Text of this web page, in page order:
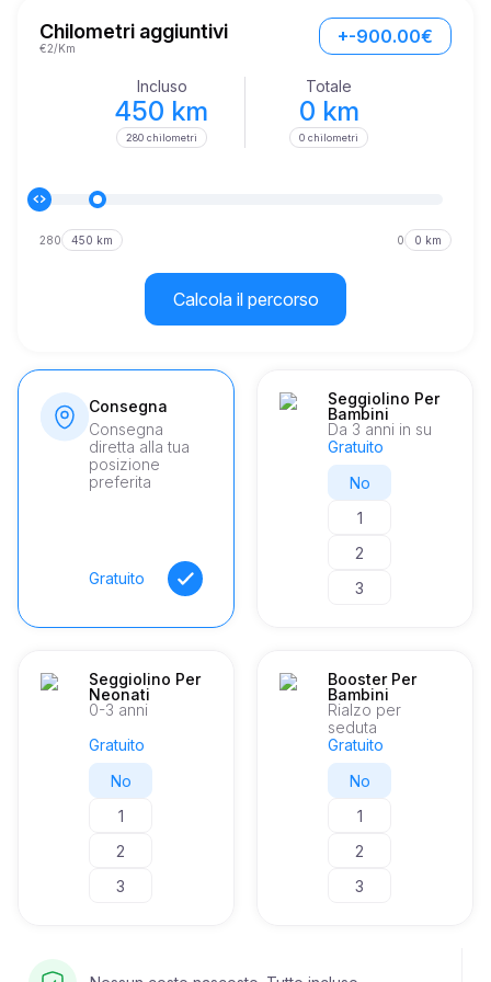
che ogni viaggio sia confortevole quanto entusiasmante. Gli
interni realizzati con cura, uniti alla tecnologia all'avanguardia,
offrono un'esperienza di guida veramente senza eguali.
Chilometri aggiuntivi
€2/Km
+-900.00€
Incluso
450 km
280 chilometri
Totale
0 km
0 chilometri
280 450 km 0 0 km
Calcola il percorso
Consegna
Consegna
diretta alla tua
posizione
preferita
Gratuito
Seggiolino Per
Bambini
Da 3 anni in su
Gratuito
No
1
2
3
Seggiolino Per
Neonati
0-3 anni
Gratuito
No
1
2
3
Booster Per
Bambini
Rialzo per
seduta
Gratuito
No
1
2
3